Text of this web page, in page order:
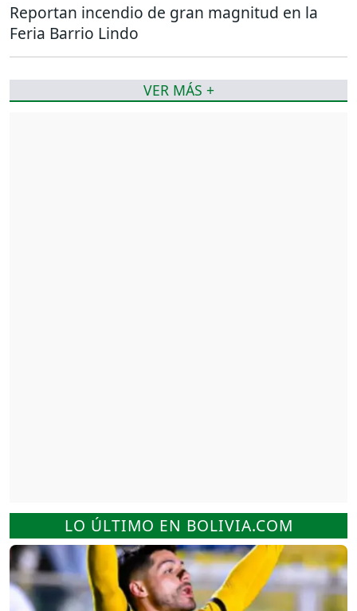
LO ÚLTIMO EN BOLIVIA.COM
Reportan incendio de gran magnitud en la
Feria Barrio Lindo
VER MÁS +